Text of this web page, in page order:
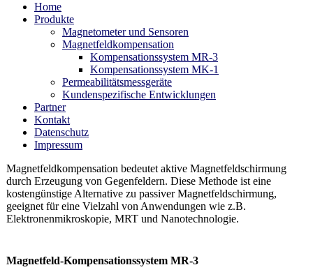
Home
Produkte
Magnetometer und Sensoren
Magnetfeldkompensation
Kompensationssystem MR-3
Kompensationssystem MK-1
Permeabilitätsmessgeräte
Kundenspezifische Entwicklungen
Partner
Kontakt
Datenschutz
Impressum
Magnetfeldkompensation bedeutet aktive Magnetfeldschirmung
durch Erzeugung von Gegenfeldern. Diese Methode ist eine
kostengünstige Alternative zu passiver Magnetfeldschirmung,
geeignet für eine Vielzahl von Anwendungen wie z.B.
Elektronenmikroskopie, MRT und Nanotechnologie.
Magnetfeld-Kompensationssystem MR-3